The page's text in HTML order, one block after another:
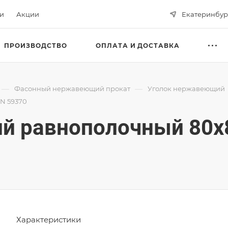
Акции
ПРОИЗВОДСТВО ОПЛАТА И ДОСТАВКА
— Фасонный нержавеющий прокат —
Уголок нержавеющий
59370
равнополочный
Характеристики